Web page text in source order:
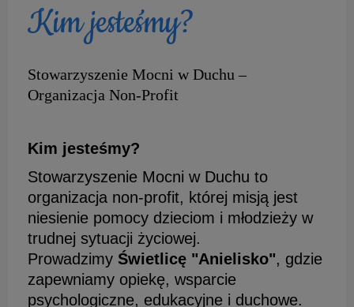
Kim jesteśmy?
Stowarzyszenie Mocni w Duchu –
Organizacja Non-Profit
Kim jesteśmy?
Stowarzyszenie Mocni w Duchu to
organizacja non-profit, której misją jest
niesienie pomocy dzieciom i młodzieży w
trudnej sytuacji życiowej.
Prowadzimy Świetlicę "Anielisko", gdzie
zapewniamy opiekę, wsparcie
psychologiczne, edukacyjne i duchowe.